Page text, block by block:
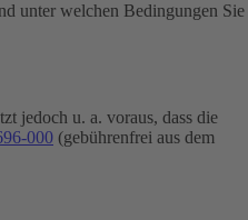
unter welchen Bedingungen Sie
jedoch u. a. voraus, dass die
000 (gebührenfrei aus dem